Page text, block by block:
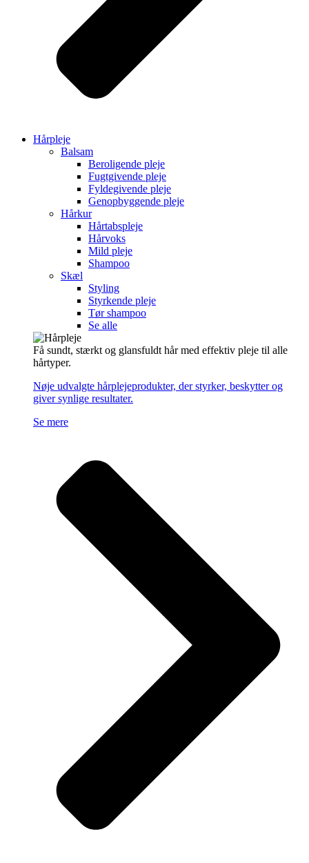
Hårpleje
Balsam
Beroligende pleje
Fugtgivende pleje
Fyldegivende pleje
Genopbyggende pleje
Hårkur
Hårtabspleje
Hårvoks
Mild pleje
Shampoo
Skæl
Styling
Styrkende pleje
Tør shampoo
Se alle
Få sundt, stærkt og glansfuldt hår med effektiv pleje til alle
hårtyper.
Nøje udvalgte hårplejeprodukter, der styrker, beskytter og
giver synlige resultater.
Se mere